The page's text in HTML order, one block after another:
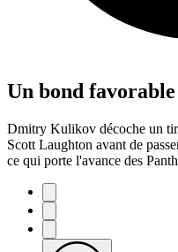
Un bond
Dmitry Kulikov décoche un
Scott Laughton avant de
ce qui porte l'avance des